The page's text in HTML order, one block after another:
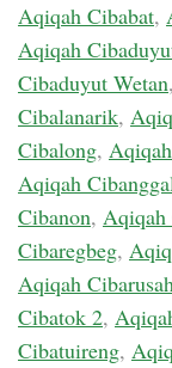
Aqiqah Cibabat,
Aqiqah
Cibaduyut Wetan,
Cibalanarik,
Cibalong,
Aqiqah
Cibanon, Aqiqah
Cibaregbeg,
Aqiqah
Cibatok 2,
Cibatuireng,